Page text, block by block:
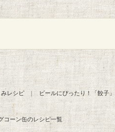
レシピ ビールにぴったり！「餃子」
コーン缶のレシピ一覧